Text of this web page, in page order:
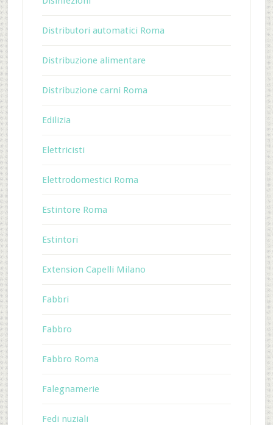
Distributori automatici Roma
Distribuzione alimentare
Distribuzione carni Roma
Edilizia
Elettricisti
Elettrodomestici Roma
Estintore Roma
Estintori
Extension Capelli Milano
Fabbri
Fabbro
Fabbro Roma
Falegnamerie
Fedi nuziali